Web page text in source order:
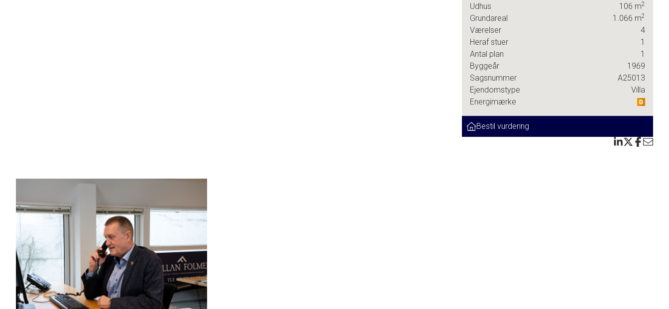
god til at rive ned. Det her er et vaskeægte håndværkertilbud, men med sjæl, charme og potentiale til at blive forvandlet til en
Indretningen byder på tre gode værelser, et oprindeligt badeværelse og et gæstetoilet. Køkkenet er af ældre dato, men med
god plads og en klassisk opdeling, som mange stadig foretrækker. Den store opholdsstue er husets hjerte, her er der masser af
lys, rummelighed og direkte adgang til en hyggelig havestue og videre ud til haven.
Haven er noget for sig. Den er opvokset, grøn og privat, og den rummer masser af muligheder, hvad end du drømmer om at
anlægge en ny terrasse, etablere en køkkenhave eller blot nyde fuglesang og morgensol.
Endvidere stort og praktisk hobbyværksted med gode anvendelses muligheder.
Beliggenheden gør ikke sagen ringere. Du bor i det attraktive Køge Nord, tæt på skoler, togstationer, indkøb og alt det, der gør
Udhus 106 m2
Grundareal 1.066 m2
Værelser
4
Heraf stuer
1
Antal plan
1
Byggeår
1969
Sagsnummer
A25013
Ejendomstype
Villa
Energimærke
Bestil vurdering